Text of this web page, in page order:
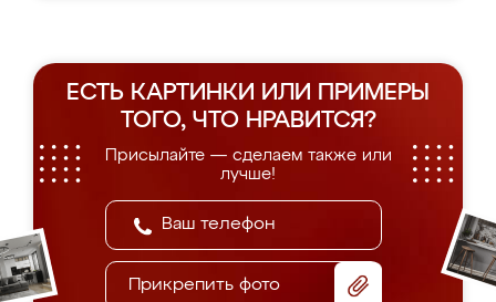
ЕСТЬ КАРТИНКИ ИЛИ ПРИМЕРЫ
ТОГО, ЧТО НРАВИТСЯ?
Присылайте — сделаем также или
лучше!
Прикрепить фото